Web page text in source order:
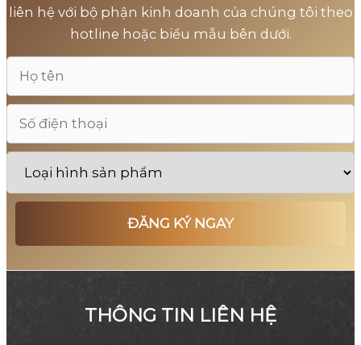
liên hệ với bộ phận kinh doanh của chúng tôi theo
hotline hoặc biểu mẫu bên dưới.
THÔNG TIN LIÊN HỆ